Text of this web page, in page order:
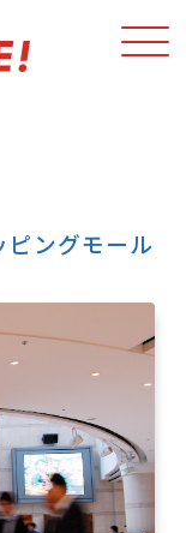
ト
ガイド
約
ングモール